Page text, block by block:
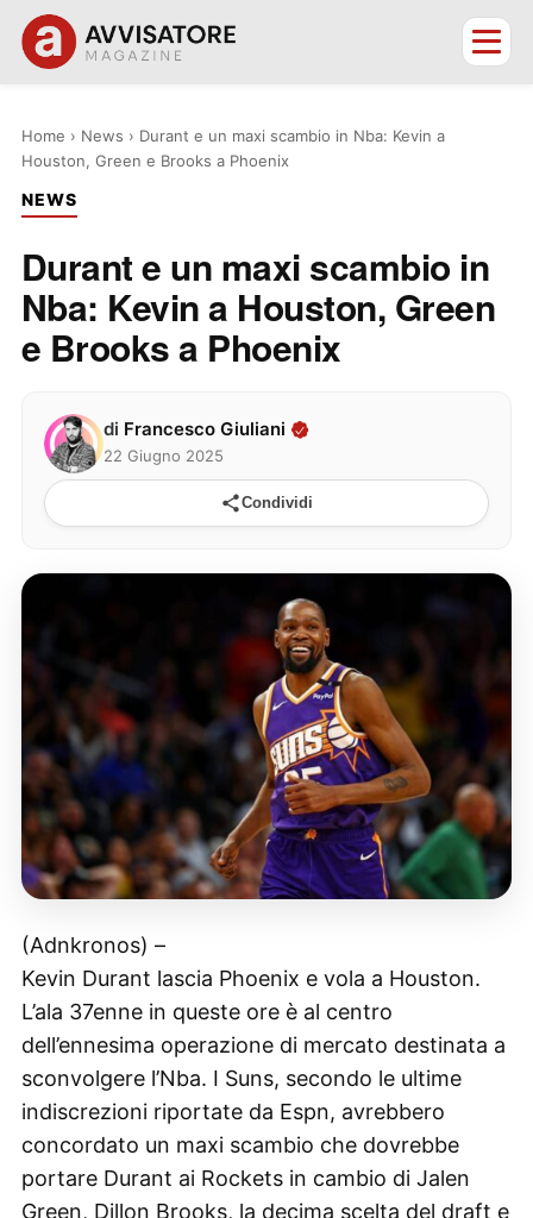
Home › News › Durant e un maxi scambio in Nba: Kevin a
Houston, Green e Brooks a Phoenix
NEWS
Durant e un maxi scambio in
Nba: Kevin a Houston, Green
e Brooks a Phoenix
di Francesco Giuliani
22 Giugno 2025
Condividi
(Adnkronos) –
Kevin Durant lascia Phoenix e vola a Houston.
L’ala 37enne in queste ore è al centro
dell’ennesima operazione di mercato destinata a
sconvolgere l’Nba. I Suns, secondo le ultime
indiscrezioni riportate da Espn, avrebbero
concordato un maxi scambio che dovrebbe
portare Durant ai Rockets in cambio di Jalen
Green, Dillon Brooks, la decima scelta del draft e